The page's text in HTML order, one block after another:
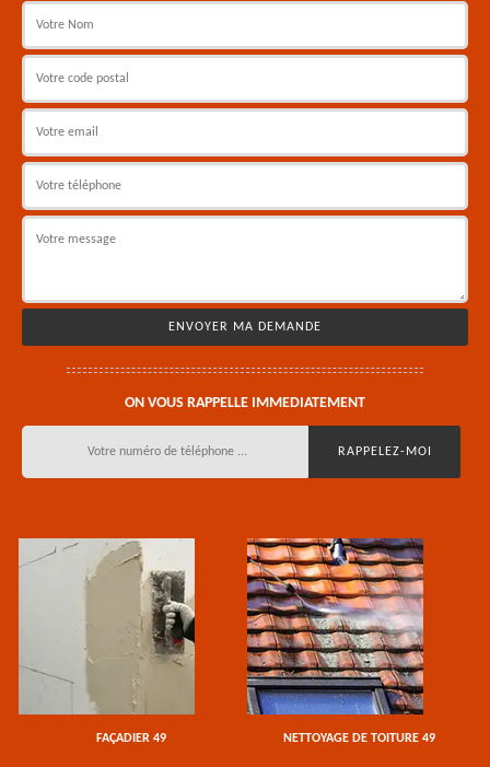
ON VOUS RAPPELLE IMMEDIATEMENT
FAÇADIER 49 NETTOYAGE DE TOITURE 49